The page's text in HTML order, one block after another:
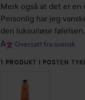
Merk også at det er
Personlig har jeg
den luksuriøse
Oversatt fra svensk
1 PRODUKT I POSTEN